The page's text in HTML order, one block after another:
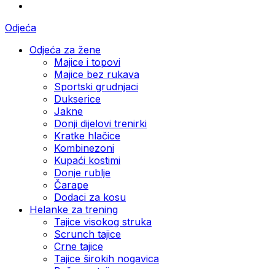
Odjeća
Odjeća za žene
Majice i topovi
Majice bez rukava
Sportski grudnjaci
Dukserice
Jakne
Donji dijelovi trenirki
Kratke hlačice
Kombinezoni
Kupaći kostimi
Donje rublje
Čarape
Dodaci za kosu
Helanke za trening
Tajice visokog struka
Scrunch tajice
Crne tajice
Tajice širokih nogavica